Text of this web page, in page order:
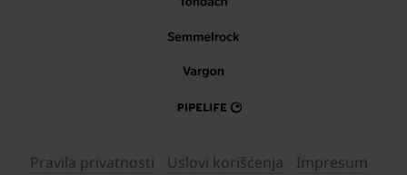
Pravila privatnosti Uslovi korišćenja Impresum